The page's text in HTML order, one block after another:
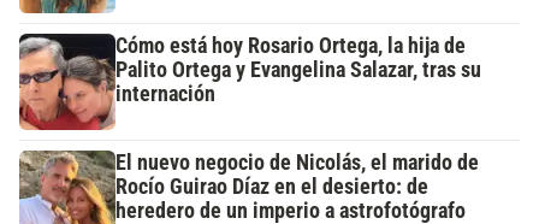
Cómo está hoy Rosario Ortega, la hija de
Palito Ortega y Evangelina Salazar, tras su
internación
El nuevo negocio de Nicolás, el marido de
Rocío Guirao Díaz en el desierto: de
heredero de un imperio a astrofotógrafo